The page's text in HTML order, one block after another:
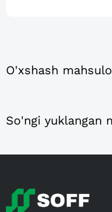
O'xshash
So'ngi yuklangan